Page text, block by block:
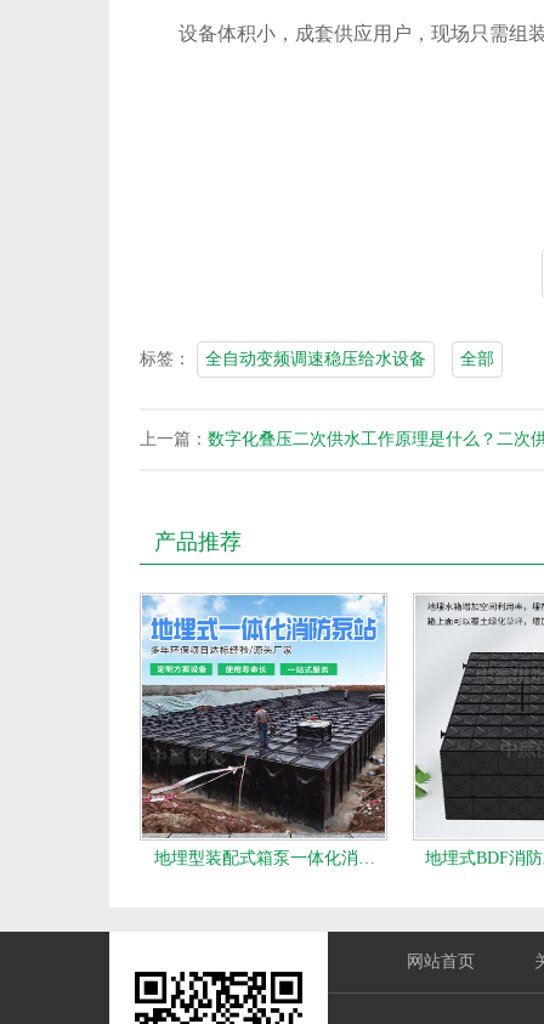
设备体积小，成套供应用户，现场只需组装
标签： 全自动变频调速稳压给水设备 全部
上一篇： 数字化叠压二次供水工作原理是什么？二次
产品推荐
地埋型装配式箱泵一体化消… 地埋式BDF消
网站首页